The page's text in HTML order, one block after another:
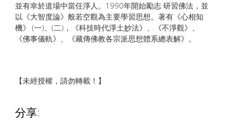
並有幸於道場中當任淨人。1990年開始勵志 研習佛法，並
以《大智度論》般若空觀為主要學習思想。著有《心相知
機》 (一)、(二)，《科技時代淨土妙法》、《不淨觀》、
《佛事儀軌》、《藏傳佛教各宗派思想體系總表解》。
【未經授權，請勿轉載！】
分享: